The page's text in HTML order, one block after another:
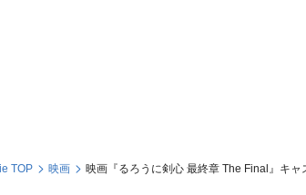
TOP 映画 映画『るろうに剣心 最終章 The Final』キ